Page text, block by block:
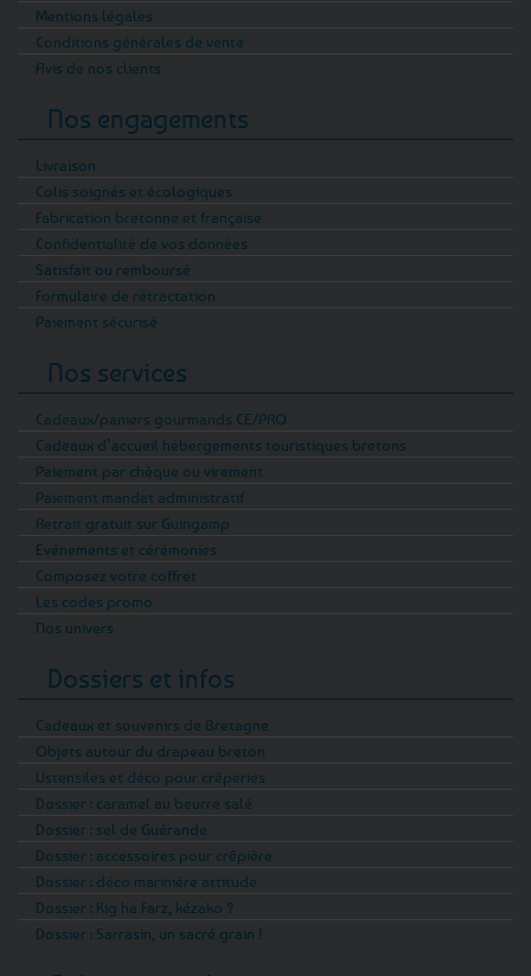
Mentions légales
Conditions générales de vente
Avis de nos clients
Nos engagements
Livraison
Colis soignés et écologiques
Fabrication bretonne et française
Confidentialité de vos données
Satisfait ou remboursé
Formulaire de rétractation
Paiement sécurisé
Nos services
Cadeaux/paniers gourmands CE/PRO
Cadeaux d’accueil hébergements touristiques bretons
Paiement par chèque ou virement
Paiement mandat administratif
Retrait gratuit sur Guingamp
Evénements et cérémonies
Composez votre coffret
Les codes promo
Nos univers
Dossiers et infos
Cadeaux et souvenirs de Bretagne
Objets autour du drapeau breton
Ustensiles et déco pour crêperies
Dossier : caramel au beurre salé
Dossier : sel de Guérande
Dossier : accessoires pour crêpière
Dossier : déco marinière attitude
Dossier : Kig ha Farz, kézako ?
Dossier : Sarrasin, un sacré grain !